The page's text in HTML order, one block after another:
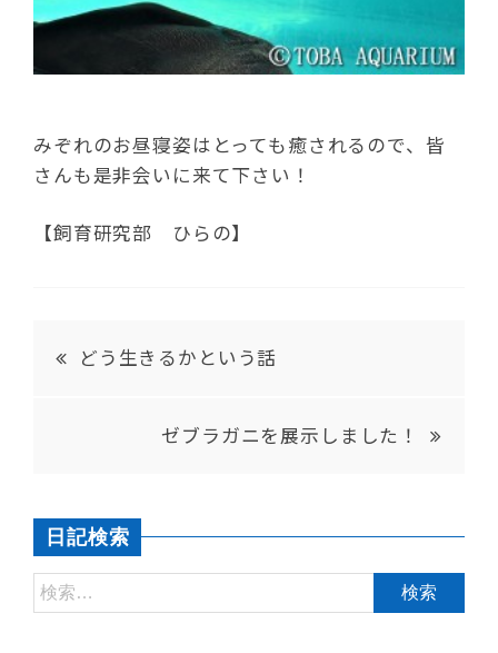
みぞれのお昼寝姿はとっても癒されるので、皆
さんも是非会いに来て下さい！
【飼育研究部 ひらの】
どう生きるかという話
ゼブラガニを展示しました！
日記検索